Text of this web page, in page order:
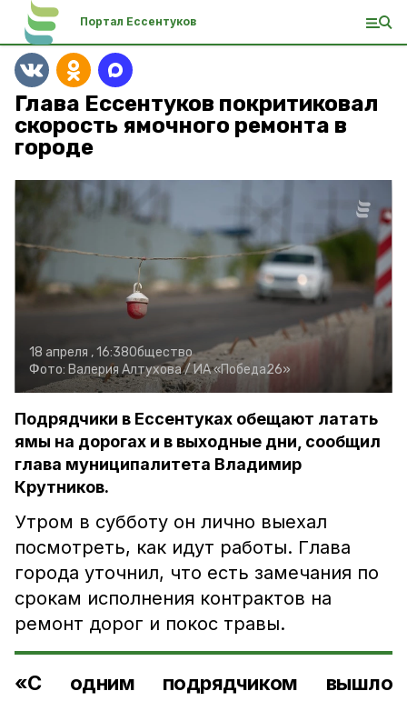
Портал Ессентуков
Глава Ессентуков покритиковал
скорость ямочного ремонта в
городе
18 апреля , 16:38Общество
Фото: Валерия Алтухова /ИА «Победа26»
Подрядчики в Ессентуках обещают латать
ямы на дорогах и в выходные дни, сообщил
глава муниципалитета Владимир
Крутников.
Утром в субботу он лично выехал
посмотреть, как идут работы. Глава
города уточнил, что есть замечания по
срокам исполнения контрактов на
ремонт дорог и покос травы.
«С одним подрядчиком вышло